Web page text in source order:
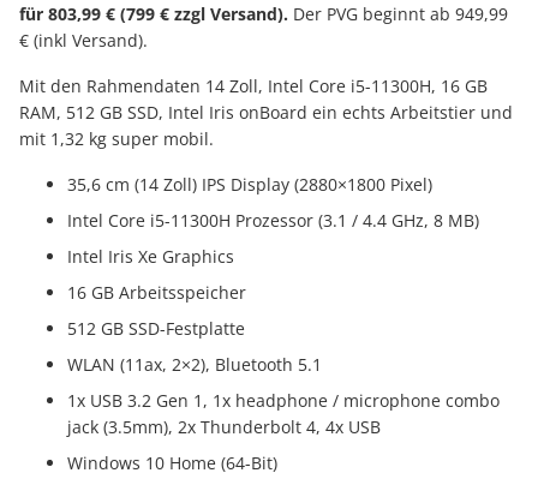
für 803,99 € (799 € zzgl Versand). Der PVG beginnt ab 949,99
€ (inkl Versand).
Mit den Rahmendaten 14 Zoll, Intel Core i5-11300H, 16 GB
RAM, 512 GB SSD, Intel Iris onBoard ein echts Arbeitstier und
mit 1,32 kg super mobil.
35,6 cm (14 Zoll) IPS Display (2880×1800 Pixel)
Intel Core i5-11300H Prozessor (3.1 / 4.4 GHz, 8 MB)
Intel Iris Xe Graphics
16 GB Arbeitsspeicher
512 GB SSD-Festplatte
WLAN (11ax, 2×2), Bluetooth 5.1
1x USB 3.2 Gen 1, 1x headphone / microphone combo
jack (3.5mm), 2x Thunderbolt 4, 4x USB
Windows 10 Home (64-Bit)